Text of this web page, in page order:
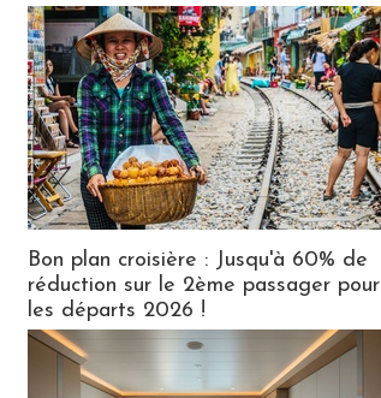
Bon plan croisière : Jusqu'à 60% de
réduction sur le 2ème passager pour
les départs 2026 !